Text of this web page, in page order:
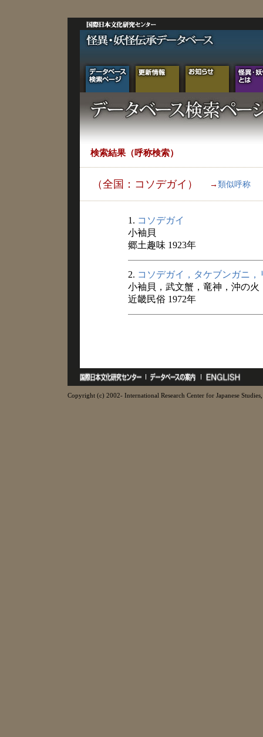
検索結果（呼称検索）
（全国：コソデガイ） → 類似呼称
1. コソデガイ
小袖貝
郷土趣味 1923年
2. コソデガイ，タケブンガニ
小袖貝，武文蟹，竜神，沖の火
近畿民俗 1972年
Copyright (c) 2002- International Research Center for Japanese